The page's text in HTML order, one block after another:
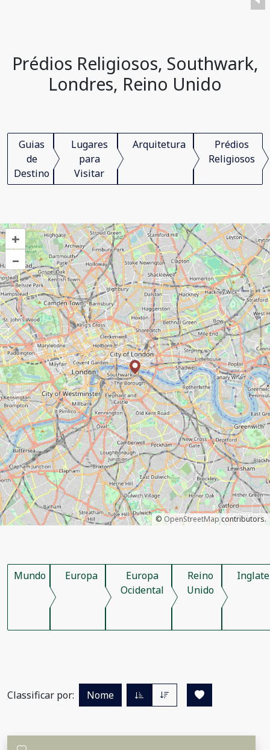
Prédios Religiosos, Southwark,
Londres, Reino Unido
Guias
de
Destino
Lugares
para
Visitar
Arquitetura
Prédios
Religiosos
+
–
© OpenStreetMapcontributors.
Mundo Europa
Europa
Ocidental
Reino
Unido
Classificar por: Nome